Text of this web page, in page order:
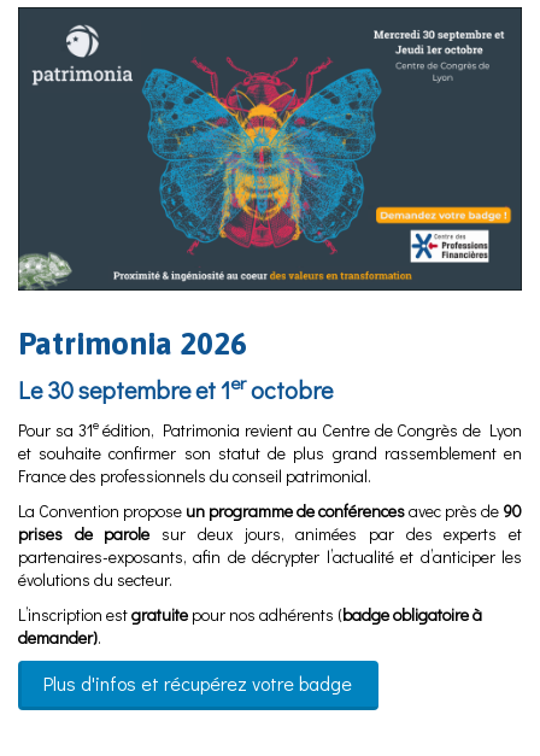
Patrimonia 2026
Le 30 septembre et 1eroctobre
Pour sa 31eédition, Patrimonia revient au Centre de Congrès de Lyon
et souhaite confirmer son statut de plus grand rassemblement en
France des professionnels du conseil patrimonial.
La Convention propose un programme de conférencesavec près de 90
prises de parole sur deux jours, animées par des experts et
partenaires-exposants, afin de décrypter l’actualité et d’anticiper les
évolutions du secteur.
L’inscription estgratuite pour nos adhérents (badge obligatoire à
demander).
Plus d'infos et récupérez votre badge